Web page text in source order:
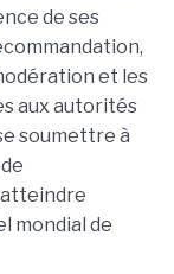
de ses
et les
aux autorités
soumettre à
atteindre
mondial de